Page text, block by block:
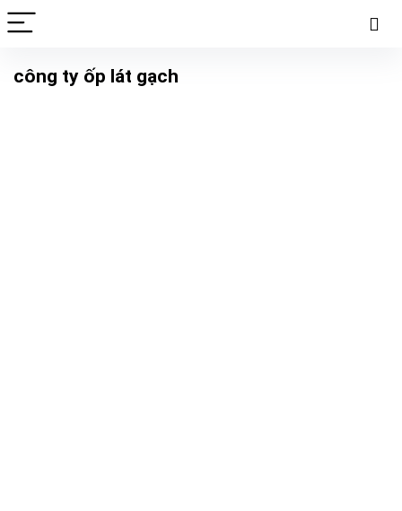
công ty ốp lát gạch